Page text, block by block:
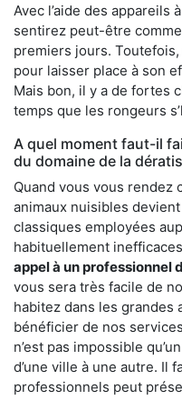
Avec l’aide des appareils
sentirez peut-être
premiers jours.
pour laisser place à son
Mais bon, il y a de fortes
temps que les rongeurs
A quel moment faut-il
du domaine de la
Quand vous vous rendez
animaux nuisibles
classiques employées
habituellement
appel à un professionnel
vous sera très facile de
habitez dans les grandes
bénéficier de nos
n’est pas impossible
d’une ville à une autre. Il
professionnels peut